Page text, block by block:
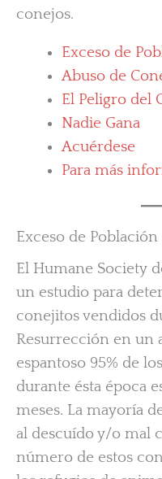
conejos.
Exceso de
Abuso de
El Peligro del
Nadie Gana
Acuérdese
Para más
Exceso de
El Humane Society
un estudio para
conejitos vendidos
Resurrección en un
espantoso 95% de
durante ésta época
meses. La mayoría
al descuído y/o mal
número de estos